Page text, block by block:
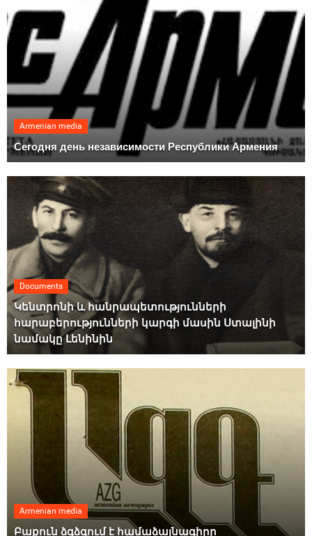
Armenian media
Сегодня день независимости Республики Армения
Documents
Կենտրոնի և հանրապետությունների
հարաբերությունների կարգի մասին Ստալինի
նամակը Լենինին
Armenian media
Բաքուն ձգձգում է համաձայնագիրը